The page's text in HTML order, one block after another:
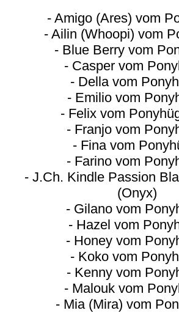
- Amigo (Ares) vom
- Ailin (Whoopi) vom
- Blue Berry vom
- Casper vom
- Della vom
- Emilio vom
- Felix vom
- Franjo vom
- Fina vom
- Farino vom
- J.Ch. Kindle Passion
(Onyx)
- Gilano vom
- Hazel vom
- Honey vom
- Koko vom
- Kenny vom
- Malouk vom
- Mia (Mira) vom